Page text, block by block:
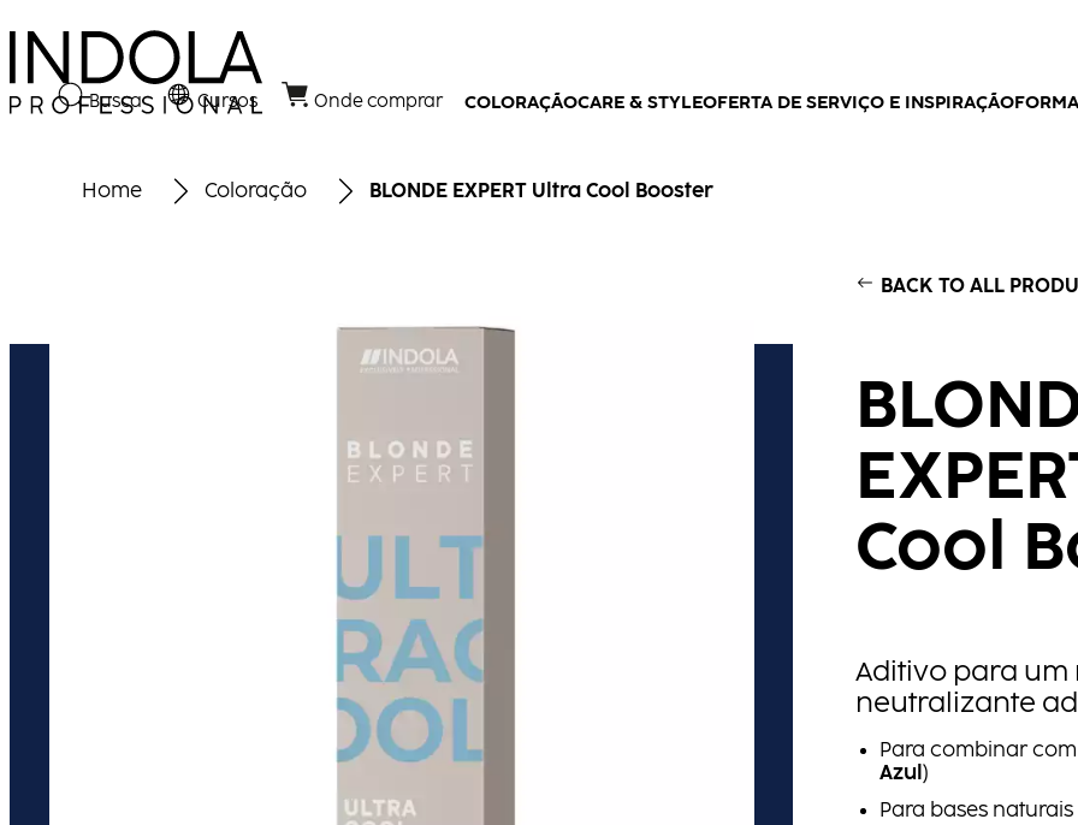
COLORAÇÃOCARE & STYLEOFERTA DE SERVIÇO E INSPIRAÇÃO
Busca Cursos Onde comprar
Home Coloração BLONDE EXPERT Ultra Cool Booster
BACK TO ALL
Cool
Aditivo para um
neutralizante
Para combinar
Azul)
Para bases naturais